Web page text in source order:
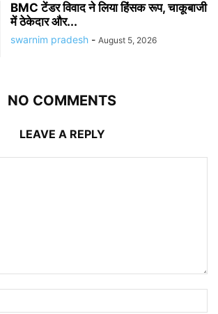
BMC टेंडर विवाद ने लिया हिंसक रूप, चाकूबाजी
में ठेकेदार और...
swarnim pradesh - August 5, 2026
NO COMMENTS
LEAVE A REPLY